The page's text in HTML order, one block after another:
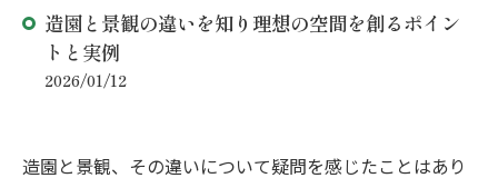
造園と景観の違いを知り理想の空間を創るポイン
トと実例
2026/01/12
造園と景観、その違いについて疑問を感じたことはあり